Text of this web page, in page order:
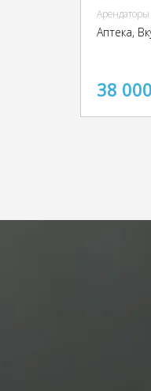
Арендаторы
Аптека,
38